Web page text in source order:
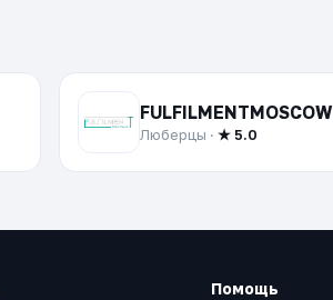
FULFILMENTMOSCOW
Люберцы ·★ 5.0
Помощь